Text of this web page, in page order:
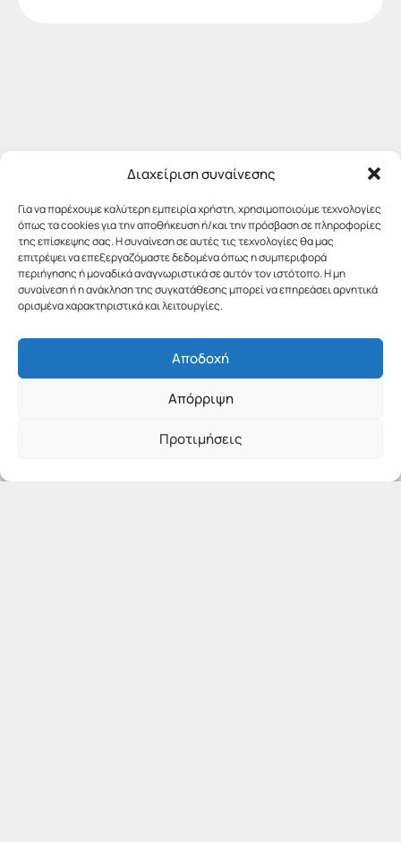
Διαχείριση συναίνεσης
Για να παρέχουμε καλύτερη εμπειρία χρήστη, χρησιμοποιούμε τεχνολογίες
όπως τα cookies για την αποθήκευση ή/και την πρόσβαση σε πληροφορίες
της επίσκεψης σας. Η συναίνεση σε αυτές τις τεχνολογίες θα μας
επιτρέψει να επεξεργαζόμαστε δεδομένα όπως η συμπεριφορά
περιήγησης ή μοναδικά αναγνωριστικά σε αυτόν τον ιστότοπο. Η μη
συναίνεση ή η ανάκληση της συγκατάθεσης μπορεί να επηρεάσει αρνητικά
ορισμένα χαρακτηριστικά και λειτουργίες.
Αποδοχή
Απόρριψη
Προτιμήσεις